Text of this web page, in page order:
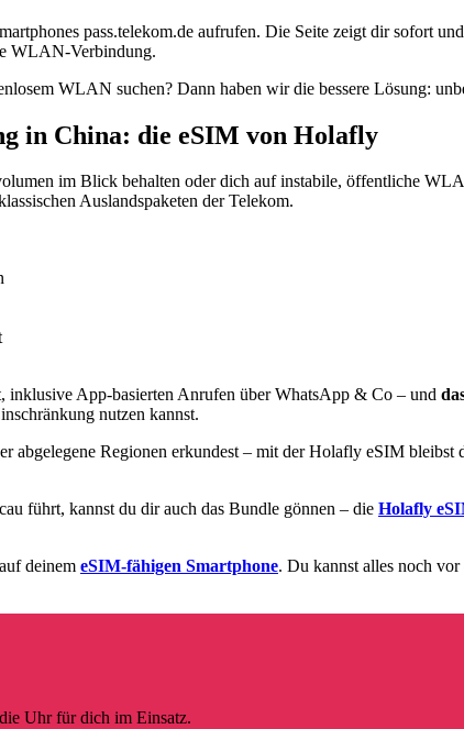
pass.telekom.de aufrufen. Die Seite zeigt dir sofort
WLAN-Verbindung.
WLAN suchen? Dann haben wir die bessere Lösung:
in China: die eSIM von Holafly
im Blick behalten oder dich auf instabile, öffentliche
Auslandspaketen der Telekom.
App-basierten Anrufen über WhatsApp & Co – und
nutzen kannst.
abgelegene Regionen erkundest – mit der Holafly eSIM
führt, kannst du dir auch das Bundle gönnen – die Holafly
deinem eSIM-fähigen Smartphone. Du kannst alles noch
Uhr für dich im Einsatz.